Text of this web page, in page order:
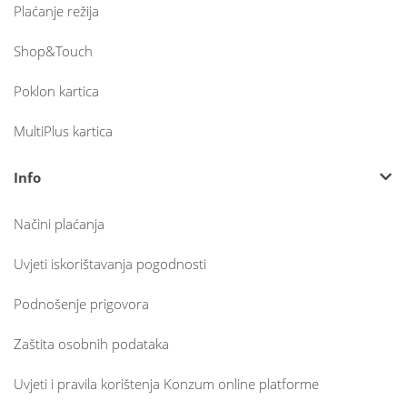
Plaćanje režija
Shop&Touch
Poklon kartica
MultiPlus kartica
Info
Načini plaćanja
Uvjeti iskorištavanja pogodnosti
Podnošenje prigovora
Zaštita osobnih podataka
Uvjeti i pravila korištenja Konzum online platforme